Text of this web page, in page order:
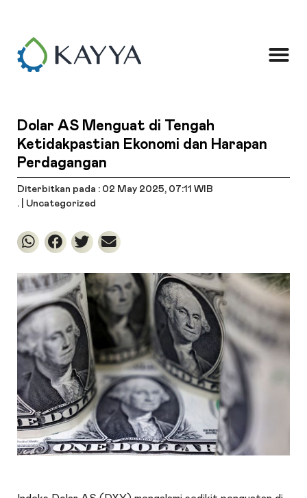
Dolar AS Menguat di Tengah
Ketidakpastian Ekonomi dan Harapan
Perdagangan
Diterbitkan pada : 02 May 2025, 07:11 WIB
. |
Uncategorized